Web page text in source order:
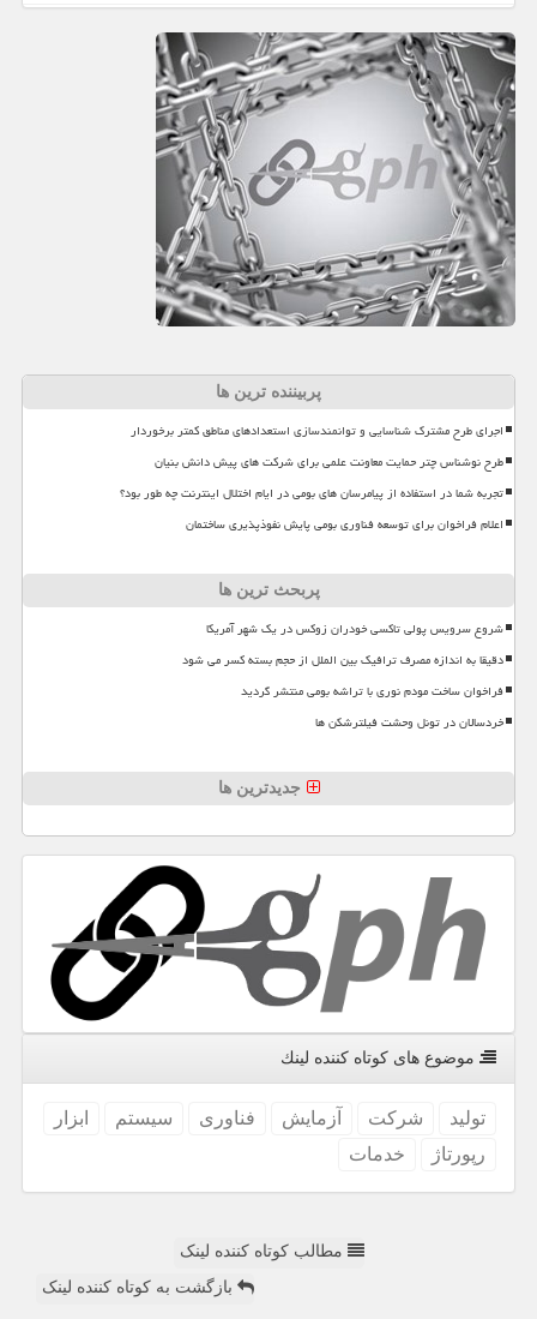
پربیننده ترین ها
اجرای طرح مشترک شناسایی و توانمندسازی استعدادهای مناطق کمتر برخوردار
طرح نوشناس چتر حمایت معاونت علمی برای شرکت های پیش دانش بنیان
تجربه شما در استفاده از پیامرسان های بومی در ایام اختلال اینترنت چه طور بود؟
اعلام فراخوان برای توسعه فناوری بومی پایش نفوذپذیری ساختمان
پربحث ترین ها
شروع سرویس پولی تاکسی خودران زوکس در یک شهر آمریکا
دقیقا به اندازه مصرف ترافیک بین الملل از حجم بسته کسر می شود
فراخوان ساخت مودم نوری با تراشه بومی منتشر گردید
خردسالان در تونل وحشت فیلترشکن ها
جدیدترین ها
موضوع های كوتاه كننده لینك
تولید شركت آزمایش فناوری سیستم
ابزار
رپورتاژ
خدمات
مطالب کوتاه کننده لینک
بازگشت به کوتاه کننده لینک